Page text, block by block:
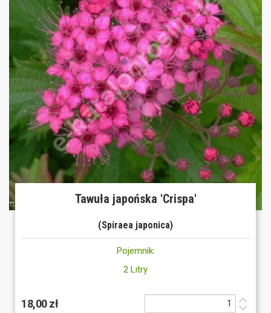
Tawuła japońska 'Crispa'
(Spiraea japonica)
Pojemnik:
2 Litry
18,00 zł